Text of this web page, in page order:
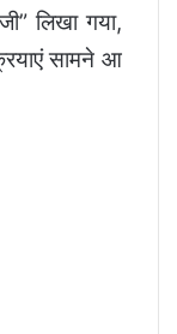
लिखा गया,
सामने आ